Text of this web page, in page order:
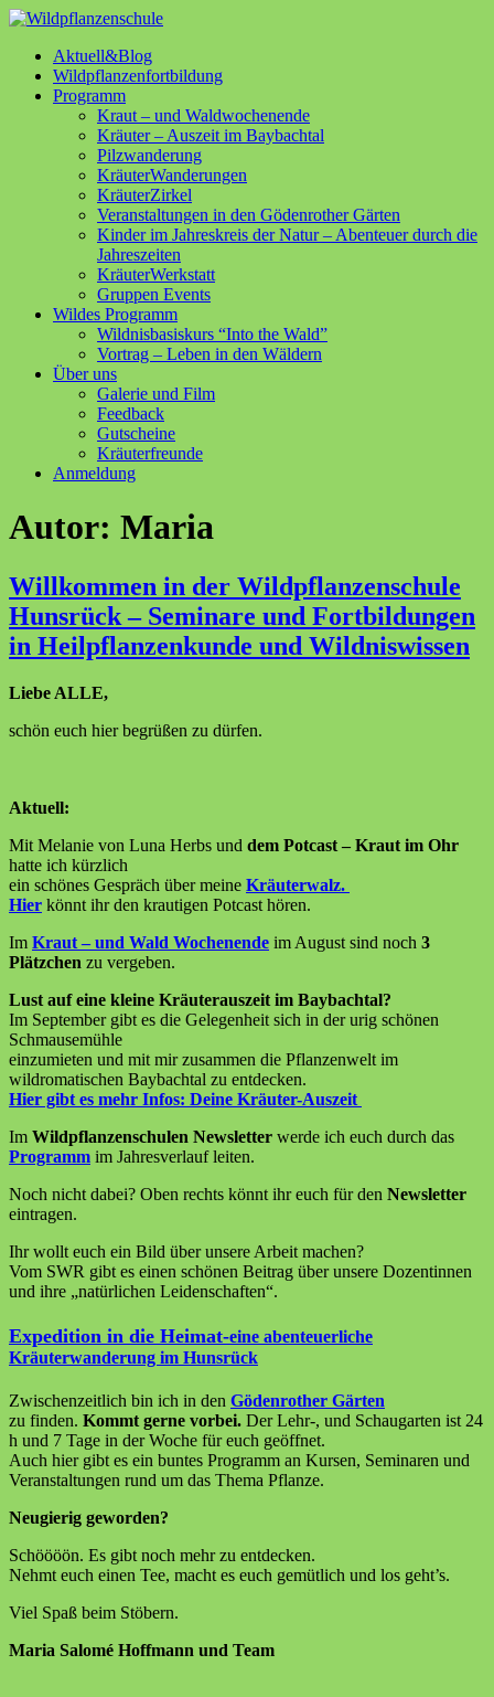
Aktuell&Blog
Wildpflanzenfortbildung
Programm
Kraut – und Waldwochenende
Kräuter – Auszeit im Baybachtal
Pilzwanderung
KräuterWanderungen
KräuterZirkel
Veranstaltungen in den Gödenrother Gärten
Kinder im Jahreskreis der Natur – Abenteuer durch die
Jahreszeiten
KräuterWerkstatt
Gruppen Events
Wildes Programm
Wildnisbasiskurs “Into the Wald”
Vortrag – Leben in den Wäldern
Über uns
Galerie und Film
Feedback
Gutscheine
Kräuterfreunde
Anmeldung
Autor: Maria
Willkommen in der Wildpflanzenschule
Hunsrück – Seminare und Fortbildungen
in Heilpflanzenkunde und Wildniswissen
Liebe ALLE,
schön euch hier begrüßen zu dürfen.
Aktuell:
Mit Melanie von Luna Herbs und dem Potcast – Kraut im Ohr
hatte ich kürzlich
ein schönes Gespräch über meine Kräuterwalz.
Hier könnt ihr den krautigen Potcast hören.
Im Kraut – und Wald Wochenende im August sind noch 3
Plätzchen zu vergeben.
Lust auf eine kleine Kräuterauszeit im Baybachtal?
Im September gibt es die Gelegenheit sich in der urig schönen
Schmausemühle
einzumieten und mit mir zusammen die Pflanzenwelt im
wildromatischen Baybachtal zu entdecken.
Hier gibt es mehr Infos: Deine Kräuter-Auszeit
Im Wildpflanzenschulen Newsletter werde ich euch durch das
Programm im Jahresverlauf leiten.
Noch nicht dabei? Oben rechts könnt ihr euch für den Newsletter
eintragen.
Ihr wollt euch ein Bild über unsere Arbeit machen?
Vom SWR gibt es einen schönen Beitrag über unsere Dozentinnen
und ihre „natürlichen Leidenschaften“.
Expedition in die Heimat-eine abenteuerliche
Kräuterwanderung im Hunsrück
Zwischenzeitlich bin ich in den Gödenrother Gärten
zu finden. Kommt gerne vorbei. Der Lehr-, und Schaugarten ist 24
h und 7 Tage in der Woche für euch geöffnet.
Auch hier gibt es ein buntes Programm an Kursen, Seminaren und
Veranstaltungen rund um das Thema Pflanze.
Neugierig geworden?
Schöööön. Es gibt noch mehr zu entdecken.
Nehmt euch einen Tee, macht es euch gemütlich und los geht’s.
Viel Spaß beim Stöbern.
Maria Salomé Hoffmann und Team